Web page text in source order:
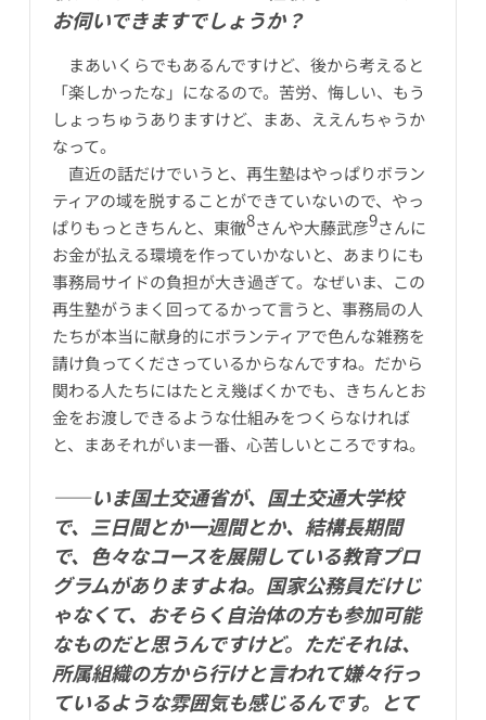
お伺いできますでしょうか？
まあいくらでもあるんですけど、後から考えると
「楽しかったな」になるので。苦労、悔しい、もう
しょっちゅうありますけど、まあ、ええんちゃうか
なって。
直近の話だけでいうと、再生塾はやっぱりボラン
ティアの域を脱することができていないので、やっ
ぱりもっときちんと、東徹8さんや大藤武彦9さんに
お金が払える環境を作っていかないと、あまりにも
事務局サイドの負担が大き過ぎて。なぜいま、この
再生塾がうまく回ってるかって言うと、事務局の人
たちが本当に献身的にボランティアで色んな雑務を
請け負ってくださっているからなんですね。だから
関わる人たちにはたとえ幾ばくかでも、きちんとお
金をお渡しできるような仕組みをつくらなければ
と、まあそれがいま一番、心苦しいところですね。
――いま国土交通省が、国土交通大学校
で、三日間とか一週間とか、結構長期間
で、色々なコースを展開している教育プロ
グラムがありますよね。国家公務員だけじ
ゃなくて、おそらく自治体の方も参加可能
なものだと思うんですけど。ただそれは、
所属組織の方から行けと言われて嫌々行っ
ているような雰囲気も感じるんです。とて